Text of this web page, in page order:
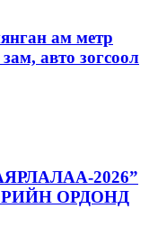
ам метр
авто зогсоол
2026”
ОРДОНД